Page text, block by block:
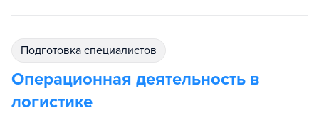
подготовка специалистов
Операционная деятельность в
логистике